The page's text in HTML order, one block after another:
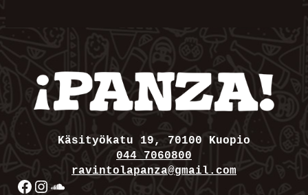
Käsityökatu 19, 70100 Kuopio
044 7060800
ravintolapanza@gmail.com
Facebook
Instagram
SoundCloud